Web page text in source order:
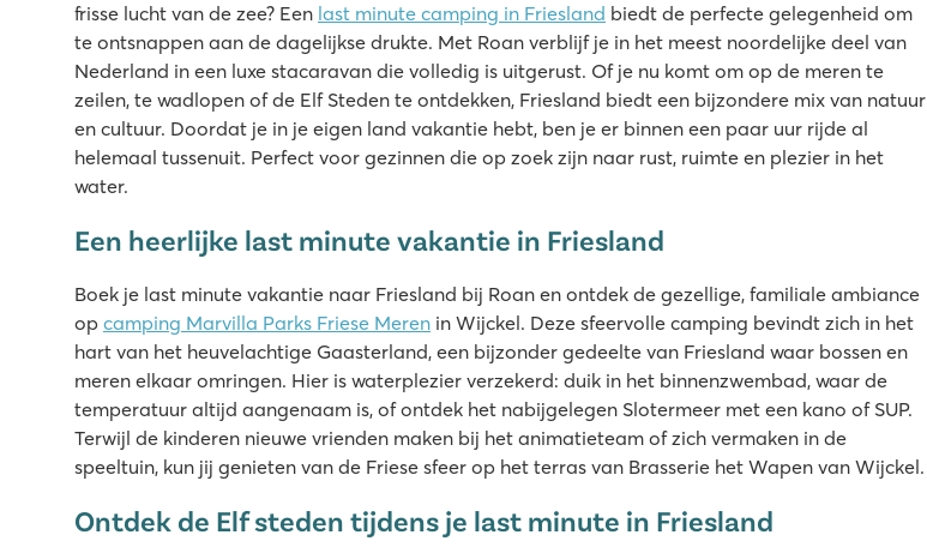
Overzichtelijk binnenzwembad
Gezellig restaurant met fijn terras
Op loopafstand van het Slotermeer
frisse lucht van de zee? Een last minute camping in Friesland biedt de perfecte gelegenheid om
te ontsnappen aan de dagelijkse drukte. Met Roan verblijf je in het meest noordelijke deel van
Nederland in een luxe stacaravan die volledig is uitgerust. Of je nu komt om op de meren te
zeilen, te wadlopen of de Elf Steden te ontdekken, Friesland biedt een bijzondere mix van natuur
en cultuur. Doordat je in je eigen land vakantie hebt, ben je er binnen een paar uur rijde al
helemaal tussenuit. Perfect voor gezinnen die op zoek zijn naar rust, ruimte en plezier in het
water.
Een heerlijke last minute vakantie in Friesland
Boek je last minute vakantie naar Friesland bij Roan en ontdek de gezellige, familiale ambiance
op camping Marvilla Parks Friese Meren in Wijckel. Deze sfeervolle camping bevindt zich in het
hart van het heuvelachtige Gaasterland, een bijzonder gedeelte van Friesland waar bossen en
meren elkaar omringen. Hier is waterplezier verzekerd: duik in het binnenzwembad, waar de
temperatuur altijd aangenaam is, of ontdek het nabijgelegen Slotermeer met een kano of SUP.
Terwijl de kinderen nieuwe vrienden maken bij het animatieteam of zich vermaken in de
speeltuin, kun jij genieten van de Friese sfeer op het terras van Brasserie het Wapen van Wijckel.
Ontdek de Elf steden tijdens je last minute in Friesland